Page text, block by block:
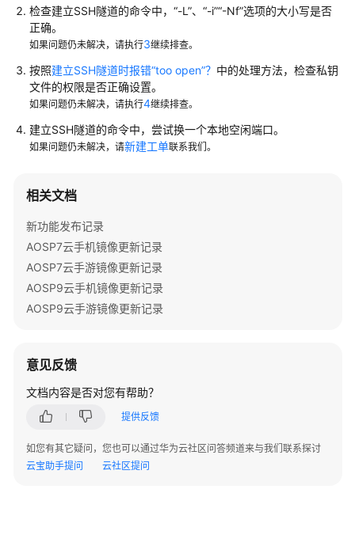
指
南
最
佳
实
践
考
SDK
参
考
常
题
咨
询
计
检查建立SSH隧道的命令中，“-L”、“-i”“-Nf”选项的大小写是否
正确。
如果问题仍未解决，请执行3继续排查。
按照建立SSH隧道时报错“too open”？ 中的处理方法，检查私钥
文件的权限是否正确设置。
如果问题仍未解决，请执行4继续排查。
建立SSH隧道的命令中，尝试换一个本地空闲端口。
如果问题仍未解决，请新建工单联系我们。
相关文档
新功能发布记录
AOSP7云手机镜像更新记录
AOSP7云手游镜像更新记录
AOSP9云手机镜像更新记录
AOSP9云手游镜像更新记录
意见反馈
文档内容是否对您有帮助？
提供反馈
如您有其它疑问，您也可以通过华为云社区问答频道来与我们联系探讨
云宝助手提问
云社区提问